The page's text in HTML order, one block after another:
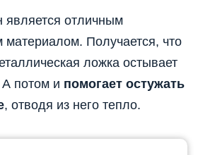
отличным
Получается, что
ложка остывает
потом и помогает остужать
, отводя из него тепло.